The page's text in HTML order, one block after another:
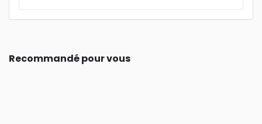
Recommandé pour vous